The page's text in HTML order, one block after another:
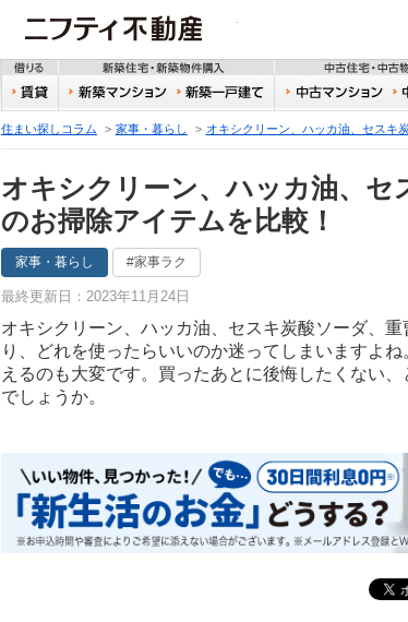
借りる 新築住宅・新築物
賃貸
新築マンション 新築一戸建て
住まい探しコラム 家事・暮らし オキシクリーン、ハッカ油、セスキ
オキシクリーン、ハッカ油、セ
のお掃除アイテムを比較！
家事・暮らし #家事ラク
最終更新日：2023年11月24日
オキシクリーン、ハッカ油、セスキ炭酸ソーダ、
り、どれを使ったらいいのか迷ってしまいますよ
えるのも大変です。買ったあとに後悔したくない
でしょうか。